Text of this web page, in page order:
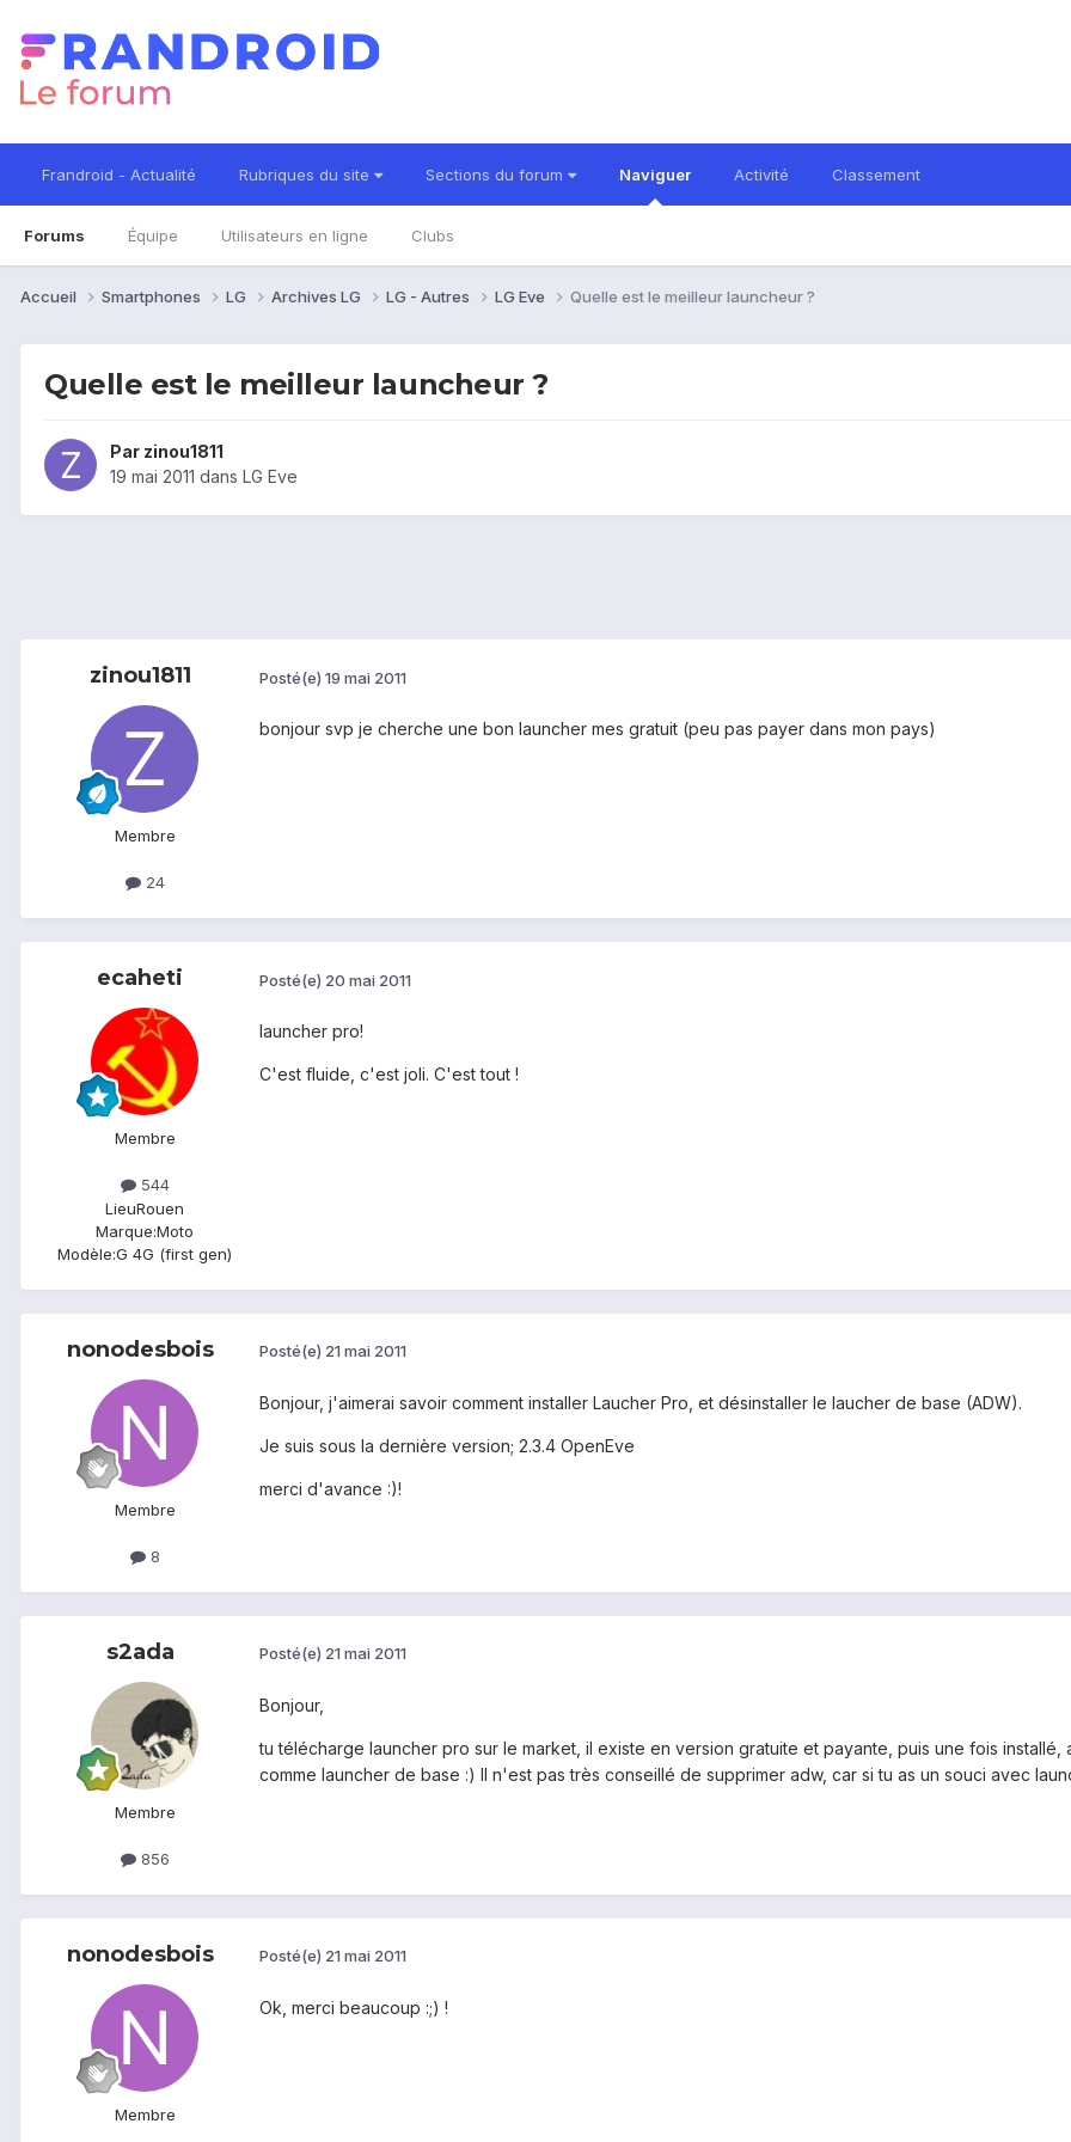
Frandroid - Actualité Rubriques du site Sections du forum Naviguer
Forums Équipe Utilisateurs en ligne Clubs
Activité Classement
Accueil Smartphones LG Archives LG LG - Autres LG Eve Quelle est le meilleur launcheur ?
Quelle est le meilleur launcheur ?
Par zinou1811
19 mai 2011 dans LG Eve
zinou1811
Membre
24
Posté(e) 19 mai 2011
bonjour svp je cherche une bon launcher mes gratuit (peu pas payer dans mon pays)
ecaheti
Membre
544
LieuRouen
Marque:Moto
Modèle:G 4G (first gen)
Posté(e) 20 mai 2011
launcher pro!
C'est fluide, c'est joli. C'est tout !
nonodesbois
Membre
8
Posté(e) 21 mai 2011
Bonjour, j'aimerai savoir comment installer Laucher Pro, et désinstaller le laucher de base (ADW).
Je suis sous la dernière version; 2.3.4 OpenEve
merci d'avance :)!
s2ada
Membre
856
Posté(e) 21 mai 2011
Bonjour,
tu télécharge launcher pro sur le market, il existe en version gratuite et payante, puis une fois
comme launcher de base :) Il n'est pas très conseillé de supprimer adw, car si tu as un souci avec
nonodesbois
Membre
Posté(e) 21 mai 2011
Ok, merci beaucoup :;) !